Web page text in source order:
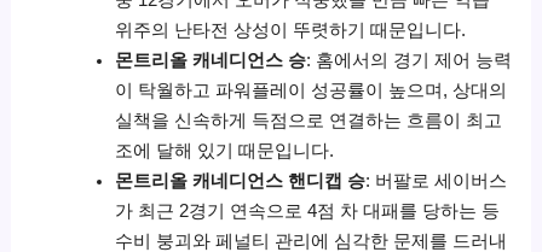
위주의 난타전 상성이 뚜렷하기 때문입니다.
몬트리올 캐네디언스 승: 홈에서의 경기 제어 능력
이 탁월하고 파워플레이 성공률이 높으며, 상대의
실책을 신속하게 득점으로 연결하는 흐름이 최고
조에 달해 있기 때문입니다.
몬트리올 캐네디언스 핸디캡 승: 버팔로 세이버스
가 최근 2경기 연속으로 4점 차 대패를 당하는 등
수비 붕괴와 페널티 관리에 심각한 문제를 드러내